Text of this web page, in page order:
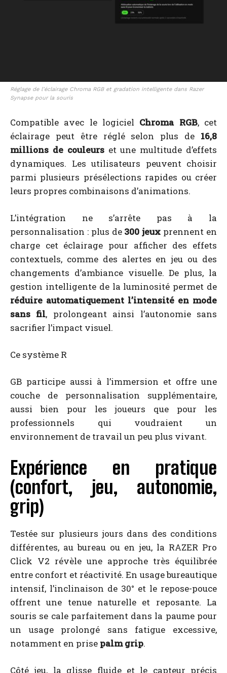
Réglage de l’éclairage Chroma RGB et gradation intelligente dans Razer
Synapse pour la souris
Compatible avec le logiciel Chroma RGB, cet
éclairage peut être réglé selon plus de 16,8
millions de couleurset une multitude d’effets
dynamiques. Les utilisateurs peuvent choisir
parmi plusieurs présélections rapides ou créer
leurs propres combinaisons d’animations.
L’intégration ne s’arrête pas à la
personnalisation : plus de 300 jeux prennent en
charge cet éclairage pour afficher des effets
contextuels, comme des alertes en jeu ou des
changements d’ambiance visuelle. De plus, la
gestion intelligente de la luminosité permet de
réduire automatiquement l’intensité en mode
sans fil, prolongeant ainsi l’autonomie sans
sacrifier l’impact visuel.
Ce système R
GB participe aussi à l’immersion et offre une
couche de personnalisation supplémentaire,
aussi bien pour les joueurs que pour les
professionnels qui voudraient un
environnement de travail un peu plus vivant.
Expérience en pratique
(confort, jeu, autonomie,
grip)
Testée sur plusieurs jours dans des conditions
différentes, au bureau ou en jeu, la RAZER Pro
Click V2 révèle une approche très équilibrée
entre confort et réactivité. En usage bureautique
intensif, l’inclinaison de 30° et le repose-pouce
offrent une tenue naturelle et reposante. La
souris se cale parfaitement dans la paume pour
un usage prolongé sans fatigue excessive,
notamment en prise palm grip.
Côté jeu, la glisse fluide et le capteur précis